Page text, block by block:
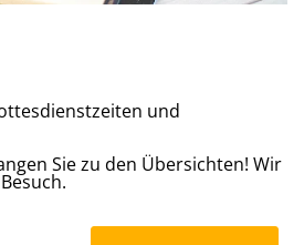
und
Sie zu den Übersichten! Wir